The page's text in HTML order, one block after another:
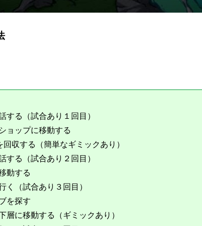
する（試合あり１回目）
ョップに移動する
収する（簡単なギミックあり）
する（試合あり２回目）
動する
く（試合あり３回目）
を探す
層に移動する（ギミックあり）